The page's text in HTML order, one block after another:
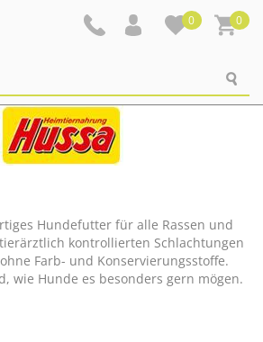
0 0
Hundefutter für alle Rassen und
kontrollierten Schlachtungen
Farb- und Konservierungsstoffe.
wie Hunde es besonders gern mögen.